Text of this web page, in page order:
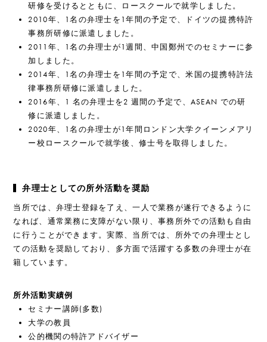
研修を受けるとともに、ロースクールで就学しました。
2010年、1名の弁理士を1年間の予定で、ドイツの提携特許
事務所研修に派遣しました。
2011年、1名の弁理士が1週間、中国鄭州でのセミナーに参
加しました。
2014年、1名の弁理士を1年間の予定で、米国の提携特許法
律事務所研修に派遣しました。
2016年、1 名の弁理士を2 週間の予定で、ASEAN での研
修に派遣しました。
2020年、1名の弁理士が1年間ロンドン大学クイーンメアリ
ー校ロースクールで就学後、修士号を取得しました。
弁理士としての所外活動を奨励
当所では、弁理士登録を了え、一人で業務が遂行できるように
なれば、通常業務に支障がない限り、事務所外での活動も自由
に行うことができます。実際、当所では、所外での弁理士とし
ての活動を奨励しており、多方面で活躍する多数の弁理士が在
籍しています。
所外活動実績例
セミナー講師(多数)
大学の教員
公的機関の特許アドバイザー